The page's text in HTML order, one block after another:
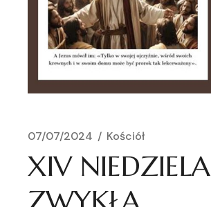
07/07/2024 Kościół
XIV NIEDZIELA